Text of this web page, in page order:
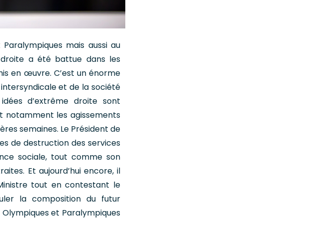
mais aussi au
droite a été battue dans les
en œuvre. C’est un énorme
et de la société
d’extrême droite sont
notamment les agissements
semaines. Le Président de
de destruction des services
sociale, tout comme son
Et aujourd’hui encore, il
tout en contestant le
la composition du futur
et Paralympiques